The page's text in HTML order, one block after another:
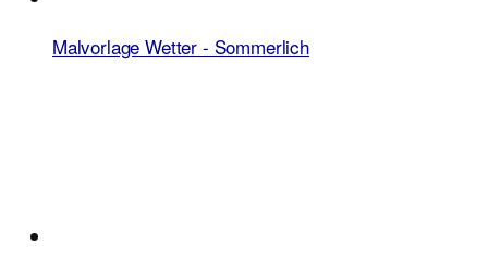
Malvorlage Wetter - Sommerlich